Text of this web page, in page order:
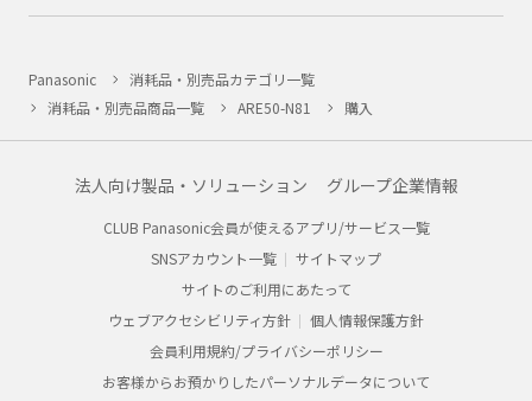
Panasonic
消耗品・別売品カテゴリ一覧
消耗品・別売品商品一覧
ARE50-N81 購入
法人向け製品・ソリューション グループ企業情報
CLUB Panasonic会員が使えるアプリ/サービス一覧
SNSアカウント一覧
サイトマップ
サイトのご利用にあたって
ウェブアクセシビリティ方針
個人情報保護方針
会員利用規約/プライバシーポリシー
お客様からお預かりしたパーソナルデータについて